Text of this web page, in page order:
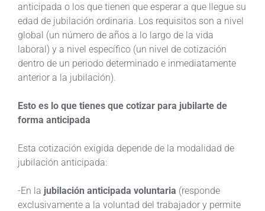
anticipada o los que tienen que esperar a que llegue su
edad de jubilación ordinaria. Los requisitos son a nivel
global (un número de años a lo largo de la vida
laboral) y a nivel específico (un nivel de cotización
dentro de un periodo determinado e inmediatamente
anterior a la jubilación).
Esto es lo que tienes que cotizar para jubilarte de
forma anticipada
Esta cotización exigida depende de la modalidad de
jubilación anticipada:
-En la jubilación anticipada voluntaria (responde
exclusivamente a la voluntad del trabajador y permite